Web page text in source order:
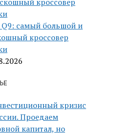
Q9: самый большой и
кроссовер